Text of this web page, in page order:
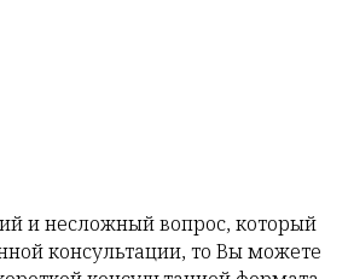
и несложный вопрос, который
консультации, то Вы можете